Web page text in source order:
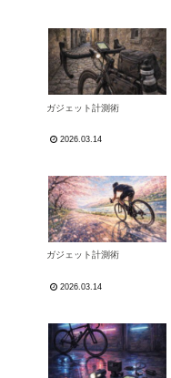
ガジェット計測術
2026.03.14
ガジェット計測術
2026.03.14